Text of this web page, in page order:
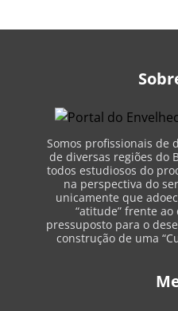
Somos profissionais de
de diversas regiões do
todos estudiosos do
na perspectiva do
unicamente que
“atitude” frente
pressuposto para o
construção de uma